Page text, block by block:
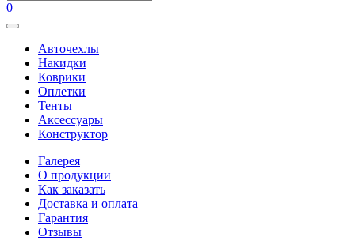
0
Авточехлы
Накидки
Коврики
Оплетки
Тенты
Аксессуары
Конструктор
Галерея
О продукции
Как заказать
Доставка и оплата
Гарантия
Отзывы